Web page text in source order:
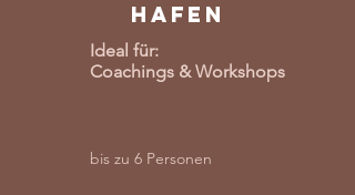
HAFEN
Ideal für:
Coachings & Workshops
bis zu 6 Personen